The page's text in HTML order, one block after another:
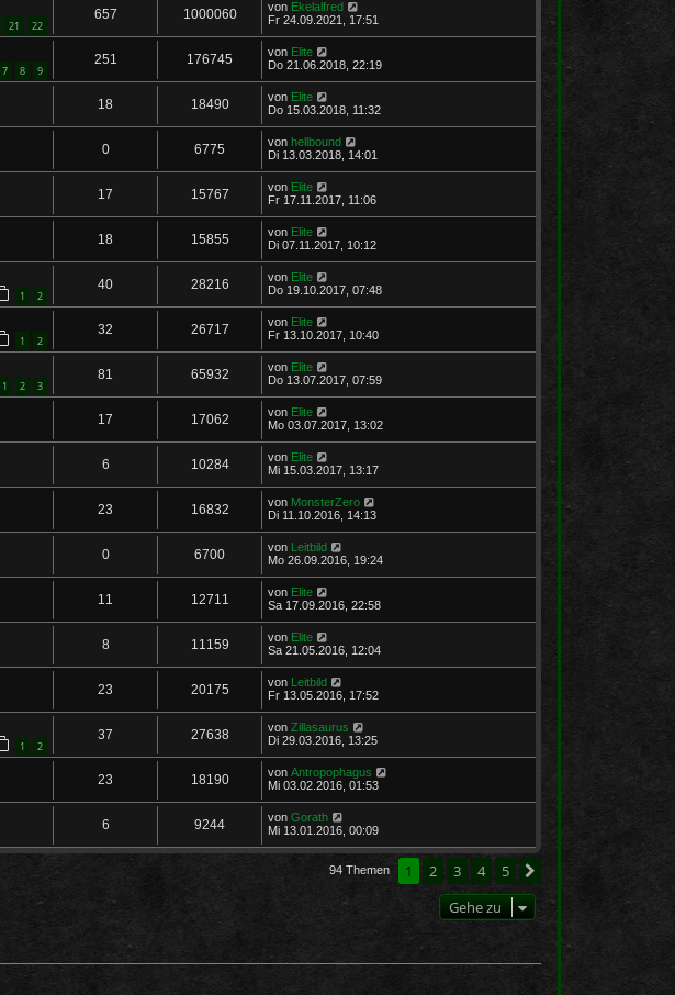
21 22
657 1000060 von Ekelalfred
Fr 24.09.2021, 17:51
7 8 9
251 176745 von Elite
Do 21.06.2018, 22:19
18 18490 von Elite
Do 15.03.2018, 11:32
0 6775 von hellbound
Di 13.03.2018, 14:01
17 15767 von Elite
Fr 17.11.2017, 11:06
18 15855 von Elite
Di 07.11.2017, 10:12
1 2
40 28216 von Elite
Do 19.10.2017, 07:48
1 2
32 26717 von Elite
Fr 13.10.2017, 10:40
1 2 3
81 65932 von Elite
Do 13.07.2017, 07:59
17 17062 von Elite
Mo 03.07.2017, 13:02
6 10284 von Elite
Mi 15.03.2017, 13:17
23 16832 von MonsterZero
Di 11.10.2016, 14:13
0 6700 von Leitbild
Mo 26.09.2016, 19:24
11 12711 von Elite
Sa 17.09.2016, 22:58
8 11159 von Elite
Sa 21.05.2016, 12:04
23 20175 von Leitbild
Fr 13.05.2016, 17:52
1 2
37 27638 von Zillasaurus
Di 29.03.2016, 13:25
23 18190 von Antropophagus
Mi 03.02.2016, 01:53
6 9244 von Gorath
Mi 13.01.2016, 00:09
94 Themen 1 2 3 4 5
Gehe zu